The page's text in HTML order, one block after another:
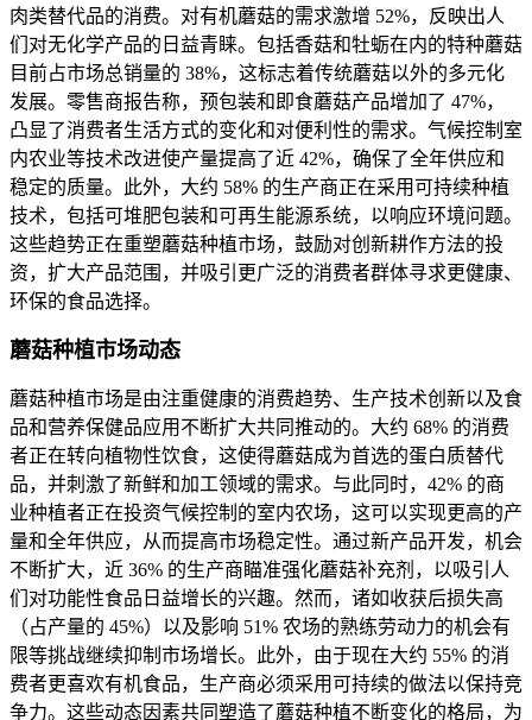
肉类替代品的消费。对有机蘑菇的需求激增 52%，反映出人
们对无化学产品的日益青睐。包括香菇和牡蛎在内的特种蘑菇
目前占市场总销量的 38%，这标志着传统蘑菇以外的多元化
发展。零售商报告称，预包装和即食蘑菇产品增加了 47%，
凸显了消费者生活方式的变化和对便利性的需求。气候控制室
内农业等技术改进使产量提高了近 42%，确保了全年供应和
稳定的质量。此外，大约 58% 的生产商正在采用可持续种植
技术，包括可堆肥包装和可再生能源系统，以响应环境问题。
这些趋势正在重塑蘑菇种植市场，鼓励对创新耕作方法的投
资，扩大产品范围，并吸引更广泛的消费者群体寻求更健康、
环保的食品选择。
蘑菇种植市场动态
蘑菇种植市场是由注重健康的消费趋势、生产技术创新以及食
品和营养保健品应用不断扩大共同推动的。大约 68% 的消费
者正在转向植物性饮食，这使得蘑菇成为首选的蛋白质替代
品，并刺激了新鲜和加工领域的需求。与此同时，42% 的商
业种植者正在投资气候控制的室内农场，这可以实现更高的产
量和全年供应，从而提高市场稳定性。通过新产品开发，机会
不断扩大，近 36% 的生产商瞄准强化蘑菇补充剂，以吸引人
们对功能性食品日益增长的兴趣。然而，诸如收获后损失高
（占产量的 45%）以及影响 51% 农场的熟练劳动力的机会有
限等挑战继续抑制市场增长。此外，由于现在大约 55% 的消
费者更喜欢有机食品，生产商必须采用可持续的做法以保持竞
争力。这些动态因素共同塑造了蘑菇种植不断变化的格局，为